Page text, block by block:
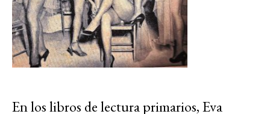
En los libros de lectura primarios, Eva